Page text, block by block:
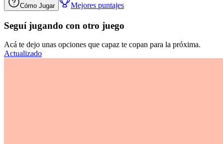
Cómo Jugar Mejores puntajes
Seguí jugando con otro juego
Acá te dejo unas opciones que capaz te copan para la próxima.
Actualizado